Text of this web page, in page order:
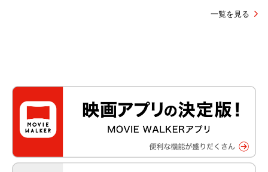
一覧を見る